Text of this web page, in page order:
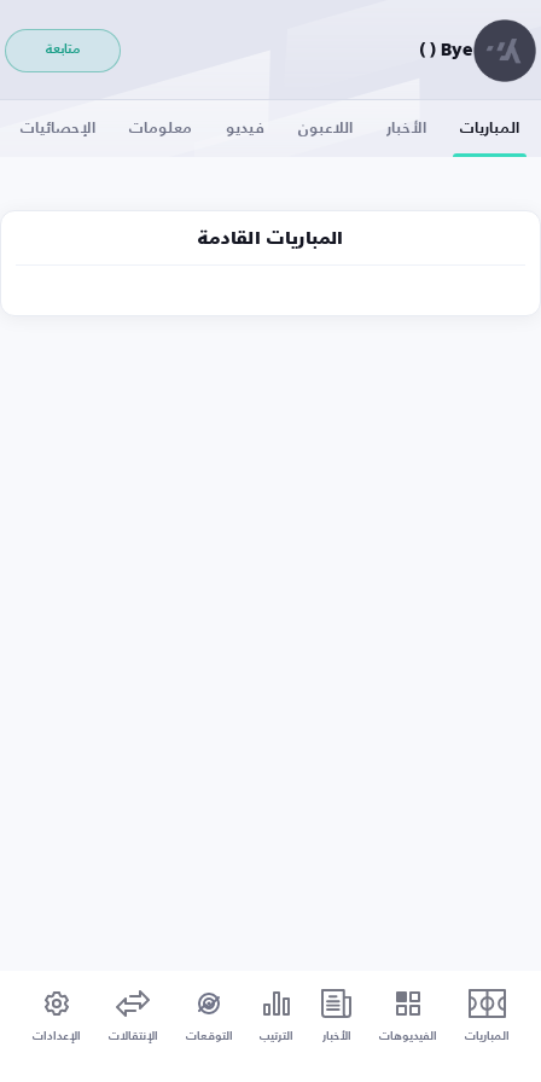
Bye ( ) متابعة
المباريات الأخبار اللاعبون فيديو معلومات الإحصائيات
المباريات القادمة
المباريات الفيديوهات الأخبار الترتيب التوقعات الإنتقالات الإعدادات